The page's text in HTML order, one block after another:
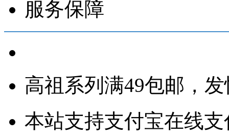
服务保障
高祖系列满49包邮，
本站支持支付宝在线支